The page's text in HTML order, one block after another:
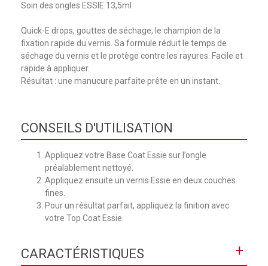
Soin des ongles ESSIE 13,5ml
Quick-E drops, gouttes de séchage, le champion de la
fixation rapide du vernis. Sa formule réduit le temps de
séchage du vernis et le protège contre les rayures. Facile et
rapide à appliquer.
Résultat : une manucure parfaite prête en un instant.
CONSEILS D'UTILISATION
Appliquez votre Base Coat Essie sur l’ongle
préalablement nettoyé.
Appliquez ensuite un vernis Essie en deux couches
fines.
Pour un résultat parfait, appliquez la finition avec
votre Top Coat Essie.
CARACTÉRISTIQUES +